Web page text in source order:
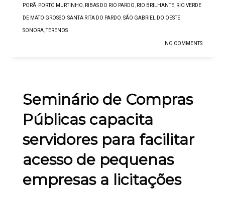
PORÃ, PORTO MURTINHO, RIBAS DO RIO PARDO, RIO BRILHANTE, RIO VERDE
DE MATO GROSSO,SANTA RITA DO PARDO,SÃO GABRIEL DO OESTE,
SONORA, TERENOS
NO COMMENTS
Seminário de Compras
Públicas capacita
servidores para facilitar
acesso de pequenas
empresas a licitações